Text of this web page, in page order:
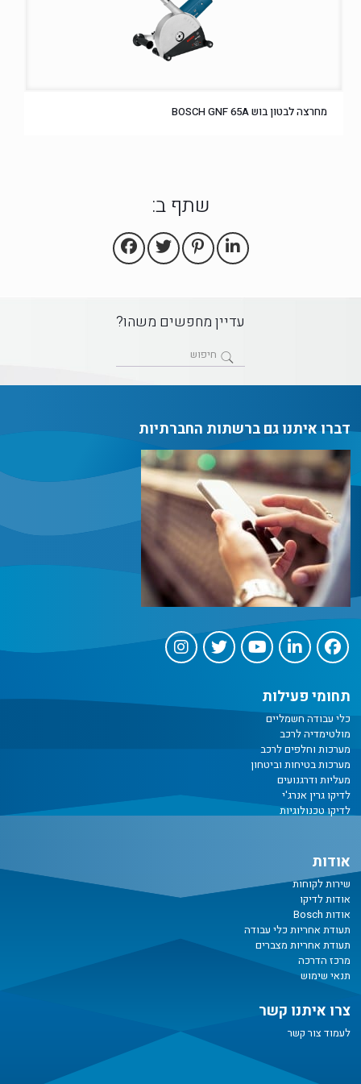
מחרצה לבטון בוש BOSCH GNF 65A
שתף ב:
עדיין מחפשים משהו?
דברו איתנו גם ברשתות החברתיות
תחומי פעילות
כלי עבודה חשמליים
מולטימדיה לרכב
מערכות וחלפים לרכב
מערכות בטיחות וביטחון
מעליות ודרגנועים
לדיקו גרין אנרג'י
לדיקו טכנולוגיות
אודות
שירות לקוחות
אודות לדיקו
אודות Bosch
תעודת אחריות כלי עבודה
תעודת אחריות מצברים
מרכז הדרכה
תנאי שימוש
צרו איתנו קשר
לעמוד צור קשר